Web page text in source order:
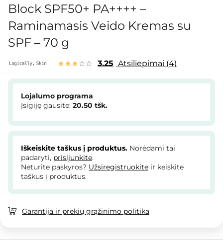
Block SPF50+ PA++++ –
Raminamasis Veido Kremas su
SPF – 70 g
3.25 Atsiliepimai 4
Lojalumo programa
Įsigiję gausite: 20.50 tšk.
Iškeiskite taškus į produktus. Norėdami tai
padaryti, prisijunkite.
Neturite paskyros? Užsiregistruokite ir keiskite
taškus į produktus.
Garantija ir prekių grąžinimo politika